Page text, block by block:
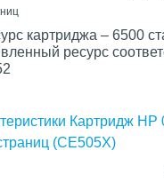
картриджа – 6500
ресурс
Картридж
(CE505X)